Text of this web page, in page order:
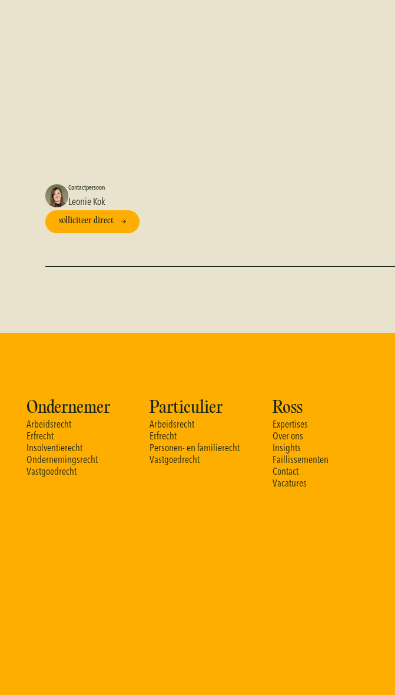
Contactpersoon
Leonie Kok
solliciteer direct
Ondernemer
Arbeidsrecht
Erfrecht
Insolventierecht
Ondernemingsrecht
Vastgoedrecht
Particulier
Arbeidsrecht
Erfrecht
Personen-en familierecht
Vastgoedrecht
Ross
Expertises
Overons
Insights
Faillissementen
Contact
Vacatures